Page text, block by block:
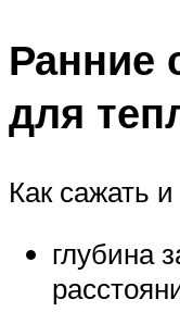
Ранние
для
Как сажать
глубина